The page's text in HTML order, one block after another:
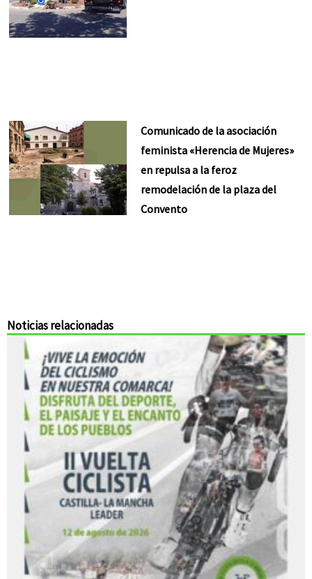
Comunicado de la asociación
feminista «Herencia de Mujeres»
en repulsa a la feroz
remodelación de la plaza del
Convento
Noticias relacionadas